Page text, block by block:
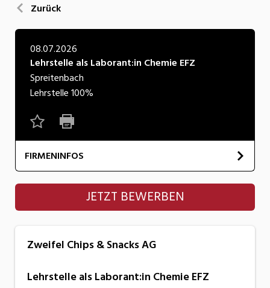
Kultur
Natur
Verkehr/Logistik
Wirtschaft/Verwaltung
Zurück
08.07.2026
Lehrstelle als Laborant:in Chemie EFZ
Spreitenbach
Lehrstelle100%
FIRMENINFOS
Zweifel Chips & Snacks AG
JETZT BEWERBEN
Zweifel Chips & Snacks AG
Lehrstelle als Laborant:in Chemie EFZ